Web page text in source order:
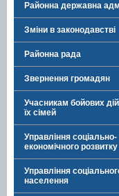
Районна державна
Зміни в законодавстві
Районна рада
Звернення громадян
Учасникам бойових
їх сімей
Управління соціально-
економічного розвитку
Управління
населення